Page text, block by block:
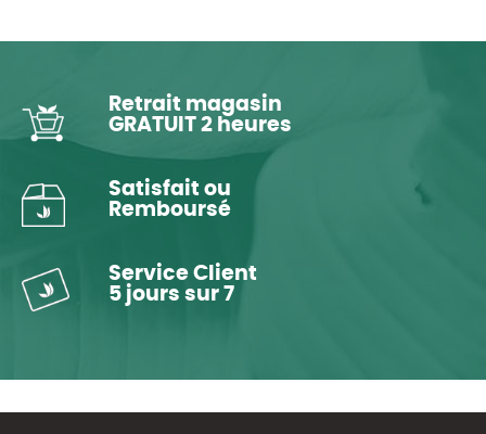
Retrait magasin
GRATUIT 2 heures
Satisfait ou
Remboursé
Service Client
5 jours sur 7